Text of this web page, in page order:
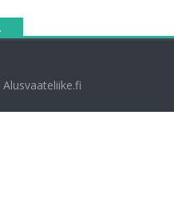
Alusvaateliike.fi